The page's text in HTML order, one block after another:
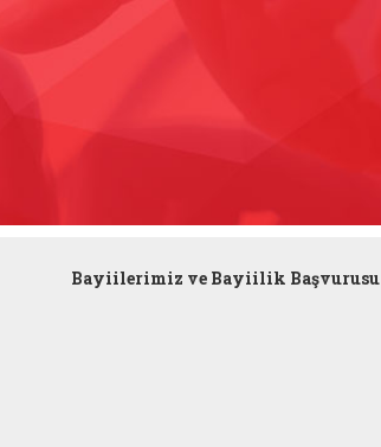
Bayiilerimiz ve Bayiilik Başvurusu